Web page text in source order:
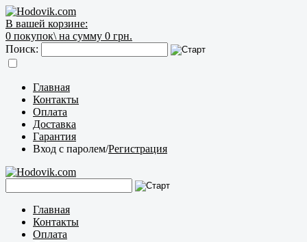
В вашей корзине:
0 покупок\ на сумму 0 грн.
Поиск:
Главная
Контакты
Оплата
Доставка
Гарантия
Вход с паролем/Регистрация
Главная
Контакты
Оплата